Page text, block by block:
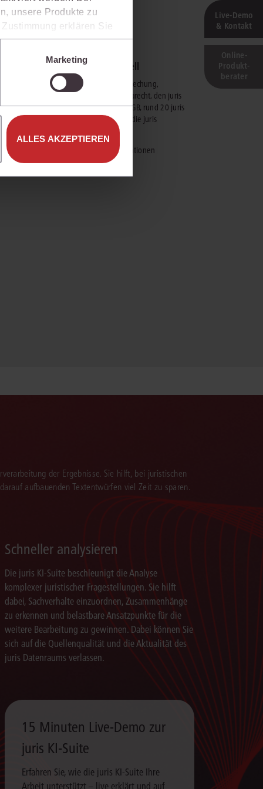
unsere Produkte zu
erklären Sie
in Drittländer (z.B.
Marketing
ALLES AKZEPTIEREN
juris Professionell
Nutzen Sie Rechtsprechung,
Bundes- und Europarecht, den juris
PraxisKommentar BGB, rund 20 juris
Zeitschriften sowie die juris
Literaturnachweise.
mehr Informationen
der Ergebnisse. Sie hilft, bei juristischen
aufbauenden Textentwürfen viel Zeit zu sparen.
Schneller analysieren
Die juris KI-Suite beschleunigt die Analyse
komplexer juristischer Fragestellungen. Sie hilft
dabei, Sachverhalte einzuordnen, Zusammenhänge
zu erkennen und belastbare Ansatzpunkte für die
weitere Bearbeitung zu gewinnen. Dabei können Sie
sich auf die Quellenqualität und die Aktualität des
juris Datenraums verlassen.
15 Minuten Live-Demo zur
juris KI-Suite
Erfahren Sie, wie die juris KI-Suite Ihre
Arbeit unterstützt – live erklärt und auf
Live‑Demo
& Kontakt
Online-
Produkt­
berater